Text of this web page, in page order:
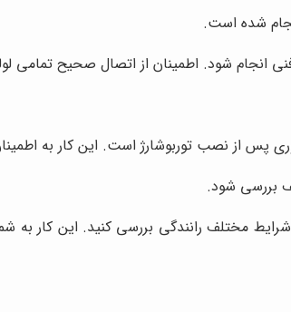
شده است.
انجام شود. اطمینان از اتصال صحیح تمامی
پس از نصب توربوشارژ است. این کار به
بررسی شود.
مختلف رانندگی بررسی کنید. این کار